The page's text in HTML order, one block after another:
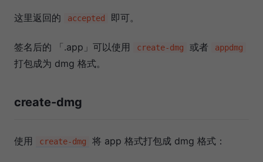
这里返回的 accepted 即可。
签名后的 「.app」可以使用 create-dmg 或者 appdmg
打包成为 dmg 格式。
create-dmg
使用 create-dmg 将 app 格式打包成 dmg 格式：